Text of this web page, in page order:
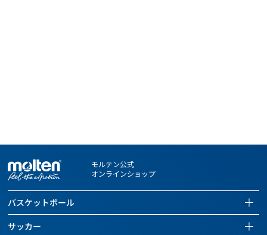
モルテン公式
オンラインショップ
バスケットボール
バスケットボールページを見る
サッカー